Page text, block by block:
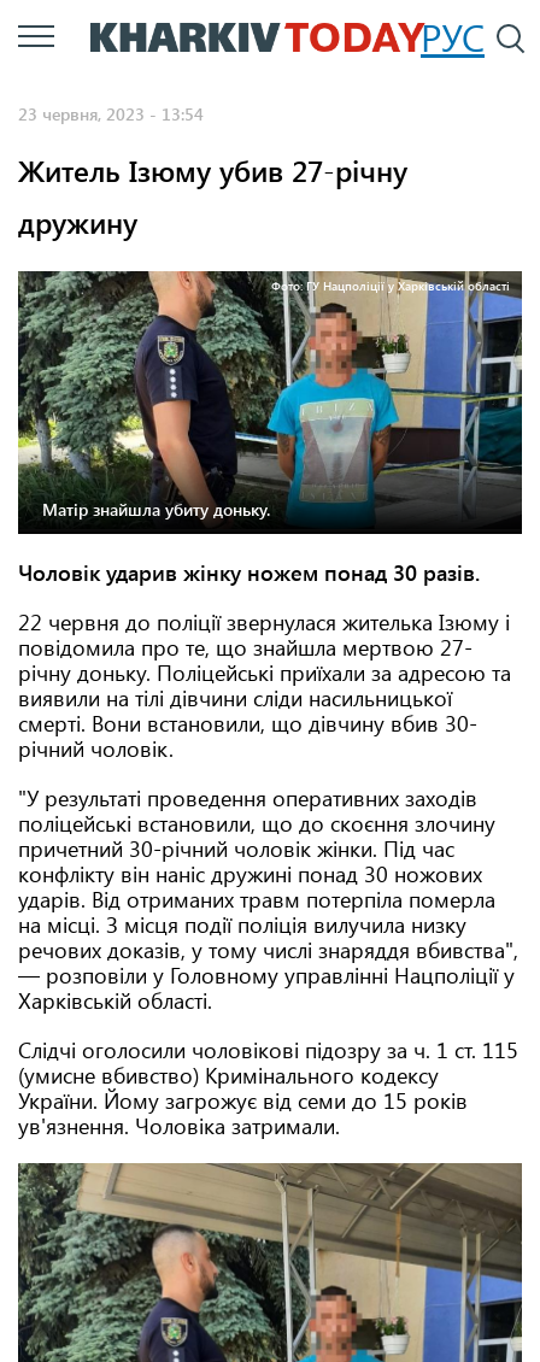
Перейти
до
РУС
23 червня, 2023 - 13:54
Житель Ізюму убив 27-річну
дружину
Фото: ГУ Нацполіції у Харківській області
Матір знайшла убиту доньку.
Чоловік ударив жінку ножем понад 30 разів.
22 червня до поліції звернулася жителька Ізюму і
повідомила про те, що знайшла мертвою 27-
річну доньку. Поліцейські приїхали за адресою та
виявили на тілі дівчини сліди насильницької
смерті. Вони встановили, що дівчину вбив 30-
річний чоловік.
"У результаті проведення оперативних заходів
поліцейські встановили, що до скоєння злочину
причетний 30-річний чоловік жінки. Під час
конфлікту він наніс дружині понад 30 ножових
ударів. Від отриманих травм потерпіла померла
на місці. З місця події поліція вилучила низку
речових доказів, у тому числі знаряддя вбивства",
— розповіли у Головному управлінні Нацполіції у
Харківській області.
Слідчі оголосили чоловікові підозру за ч. 1 ст. 115
(умисне вбивство) Кримінального кодексу
України. Йому загрожує від семи до 15 років
ув'язнення. Чоловіка затримали.